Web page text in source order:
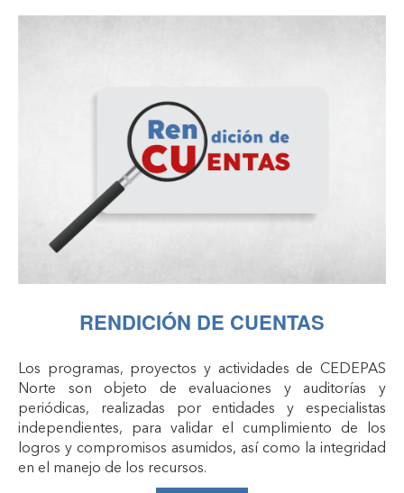
RENDICIÓN DE CUENTAS
Los programas, proyectos y actividades de CEDEPAS
Norte son objeto de evaluaciones y auditorías y
periódicas, realizadas por entidades y especialistas
independientes, para validar el cumplimiento de los
logros y compromisos asumidos, así como la integridad
en el manejo de los recursos.